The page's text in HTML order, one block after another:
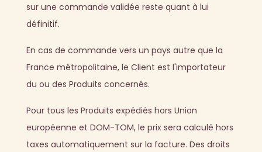
sur une commande validée reste quant à lui
définitif.
En cas de commande vers un pays autre que la
France métropolitaine, le Client est l'importateur
du ou des Produits concernés.
Pour tous les Produits expédiés hors Union
européenne et DOM-TOM, le prix sera calculé hors
taxes automatiquement sur la facture. Des droits